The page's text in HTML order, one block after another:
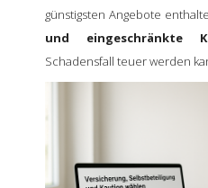
günstigsten Angebote
und eingeschränkte
Schadensfall teuer werden